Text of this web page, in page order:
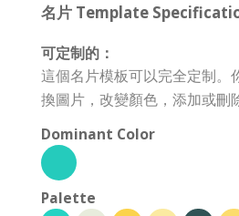
名片 Template
可定制的：
這個名片模板可以完全定制。
換圖片，改變顏色，添加或刪
Dominant Color
Palette